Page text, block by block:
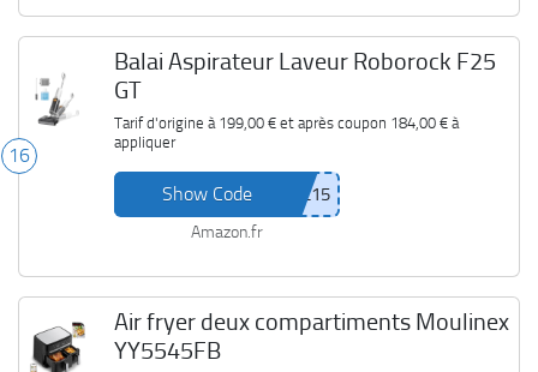
16
Balai Aspirateur Laveur Roborock F25
GT
Tarif d'origine à 199,00 €et après coupon 184,00 €à
appliquer
Show Code
Amazon.fr
Air fryer deux compartiments Moulinex
YY5545FB